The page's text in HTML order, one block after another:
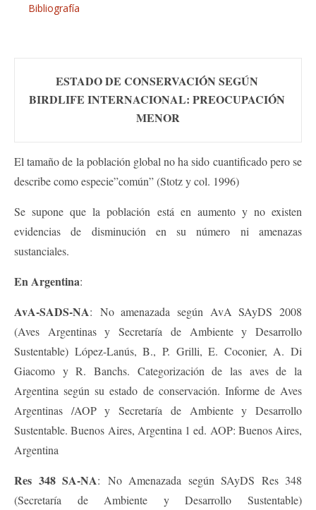
Bibliografía
ESTADO DE CONSERVACIÓN SEGÚN
BIRDLIFE INTERNACIONAL: PREOCUPACIÓN
MENOR
El tamaño de la población global no ha sido cuantificado pero se
describe como especie”común” (Stotz y col. 1996)
Se supone que la población está en aumento y no existen
evidencias de disminución en su número ni amenazas
sustanciales.
En Argentina:
AvA-SADS-NA: No amenazada según AvA SAyDS 2008
(Aves Argentinas y Secretaría de Ambiente y Desarrollo
Sustentable) López-Lanús, B., P. Grilli, E. Coconier, A. Di
Giacomo y R. Banchs. Categorización de las aves de la
Argentina según su estado de conservación. Informe de Aves
Argentinas /AOP y Secretaría de Ambiente y Desarrollo
Sustentable. Buenos Aires, Argentina 1 ed. AOP: Buenos Aires,
Argentina
Res 348 SA-NA: No Amenazada según SAyDS Res 348
(Secretaría de Ambiente y Desarrollo Sustentable)